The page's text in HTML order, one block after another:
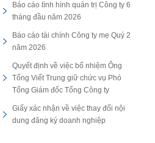
Báo cáo tình hình quản trị Công ty 6
tháng đầu năm 2026
Báo cáo tài chính Công ty mẹ Quý 2
năm 2026
Quyết định về việc bổ nhiệm Ông
Tống Viết Trung giữ chức vụ Phó
Tổng Giám đốc Tổng Công ty
Giấy xác nhận về việc thay đổi nội
dung đăng ký doanh nghiệp